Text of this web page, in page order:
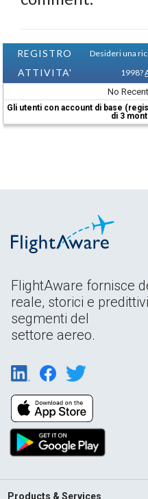
REGISTRO
ATTIVITA'
Desideri una
1998?
No
Gli utenti con account di base
di 3
FlightAware fornisce
reale, storici e
segmenti del
settore aereo.
Products & Services